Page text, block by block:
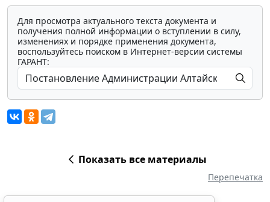
Для просмотра актуального текста документа и
получения полной информации о вступлении в силу,
изменениях и порядке применения документа,
воспользуйтесь поиском в Интернет-версии системы
ГАРАНТ:
Показать все материалы
Перепечатка